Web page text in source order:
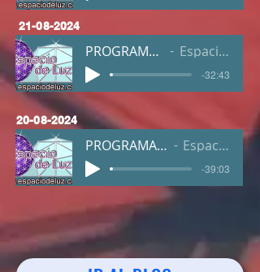
21-08-2024
PROGRAMA 22-08-24 Espacio de Luz
-32:43
20-08-2024
PROGRAMA 20-08-24 w Espacio de Luz
-39:03